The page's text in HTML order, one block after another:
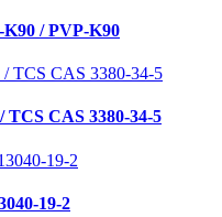
/ PVP-K90
TCS CAS 3380-34-5
19-2